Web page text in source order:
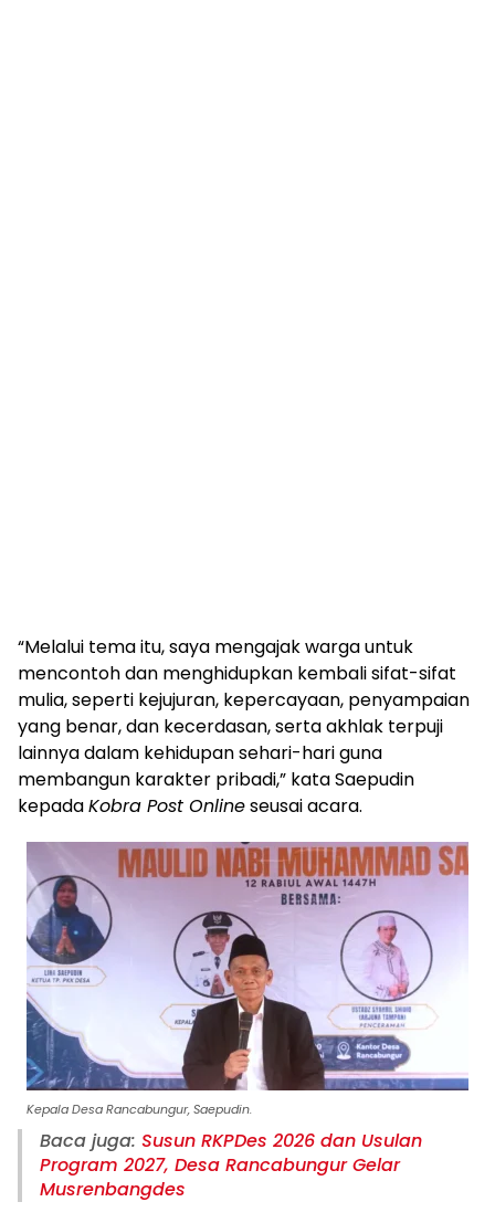
“Melalui tema itu, saya mengajak warga untuk
mencontoh dan menghidupkan kembali sifat-sifat
mulia, seperti kejujuran, kepercayaan, penyampaian
yang benar, dan kecerdasan, serta akhlak terpuji
lainnya dalam kehidupan sehari-hari guna
membangun karakter pribadi,” kata Saepudin
kepadaKobra Post Onlineseusai acara.
Kepala Desa Rancabungur, Saepudin.
Baca juga: Susun RKPDes 2026 dan Usulan
Program 2027, Desa Rancabungur Gelar
Musrenbangdes